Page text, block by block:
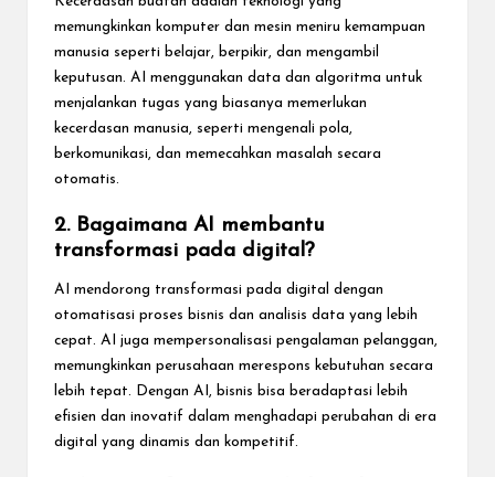
memungkinkan komputer dan mesin meniru kemampuan
manusia seperti belajar, berpikir, dan mengambil
keputusan. AI menggunakan data dan algoritma untuk
menjalankan tugas yang biasanya memerlukan
kecerdasan manusia, seperti mengenali pola,
berkomunikasi, dan memecahkan masalah secara
otomatis.
2. Bagaimana AI membantu
transformasi pada digital?
AI mendorong transformasi pada digital dengan
otomatisasi proses bisnis dan analisis data yang lebih
cepat. AI juga mempersonalisasi pengalaman pelanggan,
memungkinkan perusahaan merespons kebutuhan secara
lebih tepat. Dengan AI, bisnis bisa beradaptasi lebih
efisien dan inovatif dalam menghadapi perubahan di era
digital yang dinamis dan kompetitif.